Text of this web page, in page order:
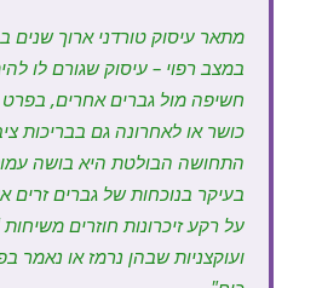
מתאר עיסוק טורדני ארוך שנים
במצב רפוי – עיסוק שגורם לו
חשיפה מול גברים אחרים,
כושר או לאחרונה גם בבריכות
התחושה הבולטת היא בושה
בעיקר בנוכחות של גברים זרים
על רקע זיכרונות חוזרים
ועוקצניות שבהן נרמז או נאמר